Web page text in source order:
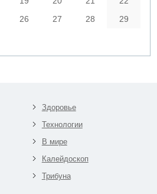
26 27 28
29
Здоровье
Технологии
В мире
Калейдоскоп
Трибуна